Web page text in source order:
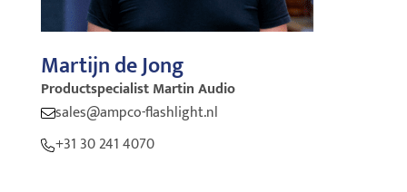
Martijn de Jong
Productspecialist Martin Audio
sales@ampco-flashlight.nl
+31 30 241 4070